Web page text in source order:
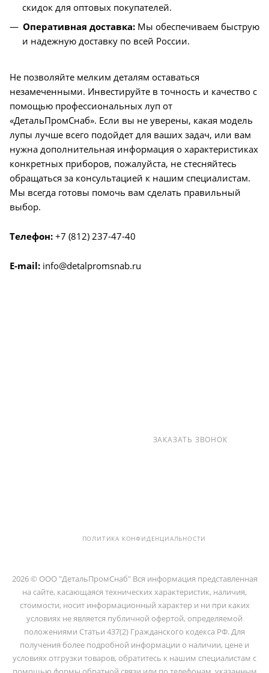
скидок для оптовых покупателей.
Оперативная доставка: Мы обеспечиваем быструю
и надежную доставку по всей России.
Не позволяйте мелким деталям оставаться
незамеченными. Инвестируйте в точность и качество с
помощью профессиональных луп от
«ДетальПромСнаб». Если вы не уверены, какая модель
лупы лучше всего подойдет для ваших задач, или вам
нужна дополнительная информация о характеристиках
конкретных приборов, пожалуйста, не стесняйтесь
обращаться за консультацией к нашим специалистам.
Мы всегда готовы помочь вам сделать правильный
выбор.
Телефон: +7 (812) 237-47-40
E-mail: info@detalpromsnab.ru
ЗАКАЗАТЬ ЗВОНОК
ПОЛИТИКА КОНФИДЕНЦИАЛЬНОСТИ
2026 © ООО "ДетальПромСнаб" Вся информация представленная
на сайте, касающаяся технических характеристик, наличия,
стоимости, носит информационный характер и ни при каких
условиях не является публичной офертой, определяемой
положениями Статьи 437(2) Гражданского кодекса РФ. Для
получения более подробной информации о наличии, цене и
условиях отгрузки товаров, обратитесь к нашим специалистам с